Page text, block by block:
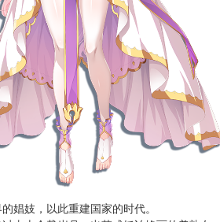
娼妓，以此重建国家的时代。